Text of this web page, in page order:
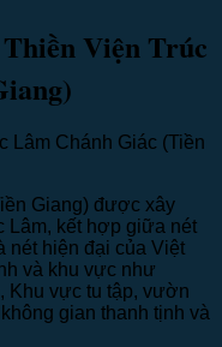
Viện Trúc
Giang) được xây
Lâm, kết hợp giữa nét
nét hiện đại của Việt
và khu vực như
Khu vực tu tập, vườn
gian thanh tịnh và